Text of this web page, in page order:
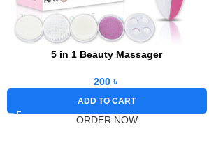
5 in 1 Beauty Massager
200৳
ADD TO CART
ORDER NOW